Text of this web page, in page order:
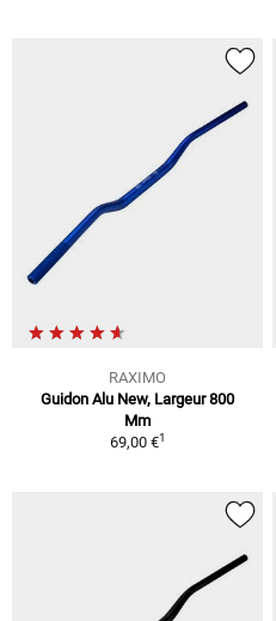
RAXIMO
Guidon Alu New, Largeur 800
Mm
69,00 €1